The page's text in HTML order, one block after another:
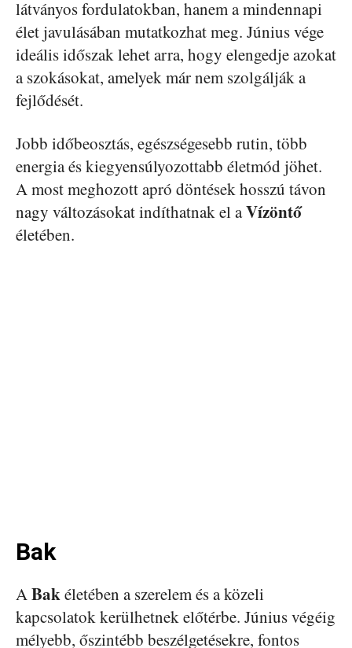
látványos fordulatokban, hanem a mindennapi
élet javulásában mutatkozhat meg. Június vége
ideális időszak lehet arra, hogy elengedje azokat
a szokásokat, amelyek már nem szolgálják a
fejlődését.
Jobb időbeosztás, egészségesebb rutin, több
energia és kiegyensúlyozottabb életmód jöhet.
A most meghozott apró döntések hosszú távon
nagy változásokat indíthatnak el aVízöntő
életében.
Bak
ABakéletében a szerelem és a közeli
kapcsolatok kerülhetnek előtérbe. Június végéig
mélyebb, őszintébb beszélgetésekre, fontos